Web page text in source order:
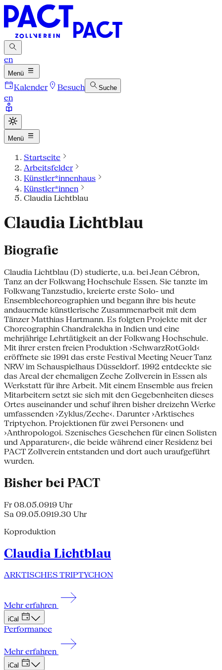
en
Menü
Kalender Besuch Suche
en
Menü
Startseite
Arbeitsfelder
Künstler*innenhaus
Künstler*innen
Claudia Lichtblau
Claudia Lichtblau
Biografie
Claudia Lichtblau (D) studierte, u.a. bei Jean Cébron,
Tanz an der Folkwang Hochschule Essen. Sie tanzte im
Folkwang Tanzstudio, kreierte erste Solo- und
Ensemblechoreographien und begann ihre bis heute
andauernde künstlerische Zusammenarbeit mit dem
Tänzer Matthias Hartmann. Es folgten Projekte mit der
Choreographin Chandralekha in Indien und eine
mehrjährige Lehrtätigkeit an der Folkwang Hochschule.
Mit ihrer ersten freien Produktion ›SchwarzRotGold‹
eröffnete sie 1991 das erste Festival Meeting Neuer Tanz
NRW im Schauspielhaus Düsseldorf. 1992 entdeckte sie
das Areal der ehemaligen Zeche Zollverein in Essen als
Werkstatt für ihre Arbeit. Mit einem Ensemble aus freien
Mitarbeitern setzt sie sich mit den Gegebenheiten dieses
Ortes auseinander und schuf ihren bisher dreizehn Werke
umfassenden ›Zyklus/Zeche‹. Darunter ›Arktisches
Triptychon. Projektionen für zwei Personen‹ und
›Anthropologoi. Szenisches Geschehen für einen Solisten
und Apparaturen‹, die beide während einer Residenz bei
PACT Zollverein entstanden und dort auch uraufgeführt
wurden.
Bisher bei PACT
Fr 08.05.0919 Uhr
Sa 09.05.0919.30 Uhr
Koproduktion
Claudia Lichtblau
ARKTISCHES TRIPTYCHON
Mehr erfahren
iCal
Performance
Mehr erfahren
iCal